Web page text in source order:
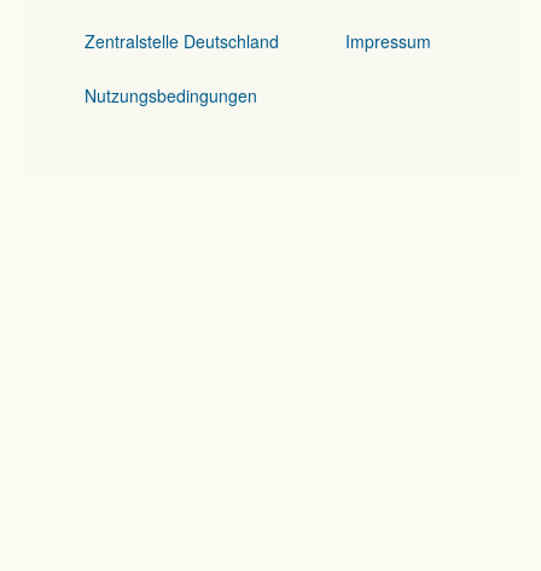
Zentralstelle Deutschland Impressum
Nutzungsbedingungen